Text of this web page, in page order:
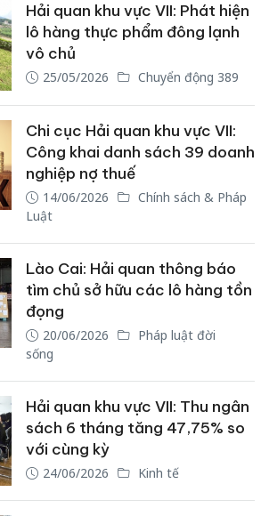
Hải quan khu vực VII: Phát hiện
lô hàng thực phẩm đông lạnh
vô chủ
25/05/2026 Chuyển động 389
Chi cục Hải quan khu vực VII:
Công khai danh sách 39 doanh
nghiệp nợ thuế
14/06/2026
Chính sách & Pháp
Luật
Lào Cai: Hải quan thông báo
tìm chủ sở hữu các lô hàng tồn
đọng
20/06/2026
Pháp luật đời
sống
Hải quan khu vực VII: Thu ngân
sách 6 tháng tăng 47,75% so
với cùng kỳ
24/06/2026 Kinh tế